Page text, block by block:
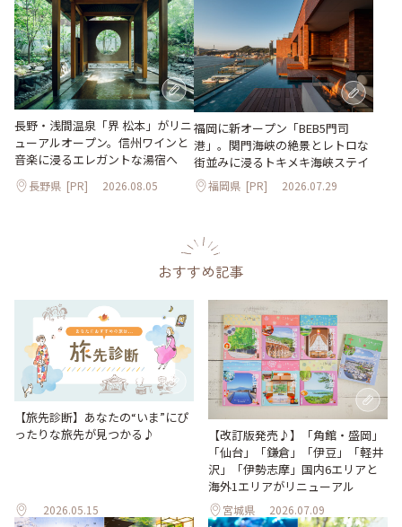
長野・浅間温泉「界 松本」がリニ
ューアルオープン。信州ワインと
音楽に浸るエレガントな湯宿へ
長野県 [PR] 2026.08.05
福岡に新オープン「BEB5門司
港」。関門海峡の絶景とレトロな
街並みに浸るトキメキ海峡ステイ
福岡県 [PR] 2026.07.29
おすすめ記事
【旅先診断】あなたの“いま”にぴ
ったりな旅先が見つかる♪
2026.05.15
【改訂版発売♪】「角館・盛岡」
「仙台」「鎌倉」「伊豆」「軽井
沢」「伊勢志摩」国内6エリアと
海外1エリアがリニューアル
宮城県 2026.07.09